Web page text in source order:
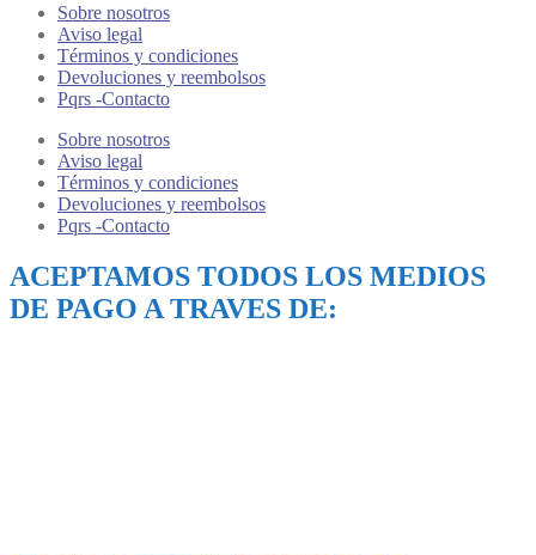
Sobre nosotros
Aviso legal
Términos y condiciones
Devoluciones y reembolsos
Pqrs -Contacto
Sobre nosotros
Aviso legal
Términos y condiciones
Devoluciones y reembolsos
Pqrs -Contacto
ACEPTAMOS TODOS LOS MEDIOS
DE PAGO A TRAVES DE: